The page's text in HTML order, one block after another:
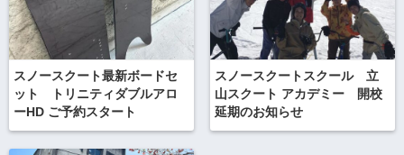
スノースクート最新ボードセ
ット トリニティダブルアロ
ーHD ご予約スタート
スノースクートスクール 立
山スクート アカデミー 開校
延期のお知らせ